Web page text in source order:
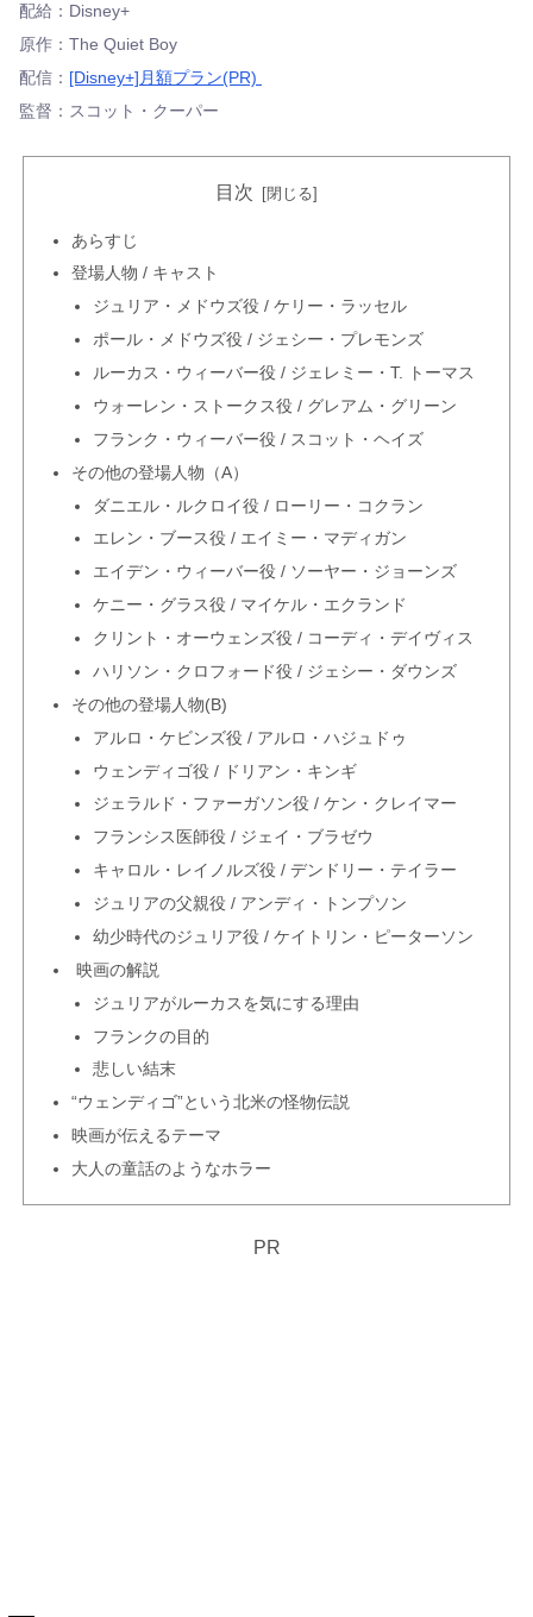
配給：Disney+
原作：The Quiet Boy
配信： [Disney+]月額プラン(PR)
監督：スコット・クーパー
目次
あらすじ
登場人物 / キャスト
ジュリア・メドウズ役 / ケリー・ラッセル
ポール・メドウズ役 / ジェシー・プレモンズ
ルーカス・ウィーバー役 / ジェレミー・T. トーマス
ウォーレン・ストークス役 / グレアム・グリーン
フランク・ウィーバー役 / スコット・ヘイズ
その他の登場人物（A）
ダニエル・ルクロイ役 / ローリー・コクラン
エレン・ブース役 / エイミー・マディガン
エイデン・ウィーバー役 / ソーヤー・ジョーンズ
ケニー・グラス役 / マイケル・エクランド
クリント・オーウェンズ役 / コーディ・デイヴィス
ハリソン・クロフォード役 / ジェシー・ダウンズ
その他の登場人物(B)
アルロ・ケビンズ役 / アルロ・ハジュドゥ
ウェンディゴ役 / ドリアン・キンギ
ジェラルド・ファーガソン役 / ケン・クレイマー
フランシス医師役 / ジェイ・ブラゼウ
キャロル・レイノルズ役 / デンドリー・テイラー
ジュリアの父親役 / アンディ・トンプソン
幼少時代のジュリア役 / ケイトリン・ピーターソン
映画の解説
ジュリアがルーカスを気にする理由
フランクの目的
悲しい結末
“ウェンディゴ”という北米の怪物伝説
映画が伝えるテーマ
大人の童話のようなホラー
PR